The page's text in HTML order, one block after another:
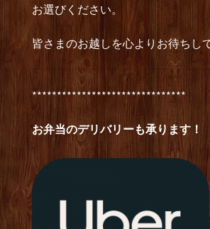
お選びください。
皆さまのお越しを心よりお待ちし
*******************************
お弁当のデリバリーも承ります！